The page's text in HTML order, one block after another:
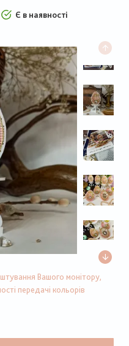
Є в наявності
Вашого монітору,
передачі кольорів